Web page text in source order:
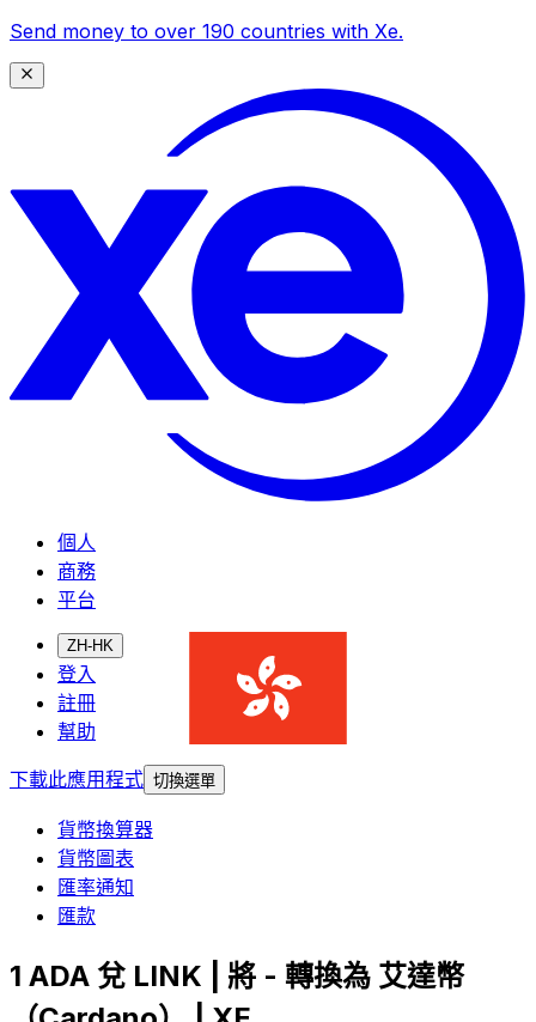
Send money to over 190 countries with Xe.
個人
商務
平台
ZH-HK
登入
註冊
幫助
下載此應用程式 切換選單
貨幣換算器
貨幣圖表
匯率通知
匯款
1 ADA 兌 LINK | 將 - 轉換為 艾達幣